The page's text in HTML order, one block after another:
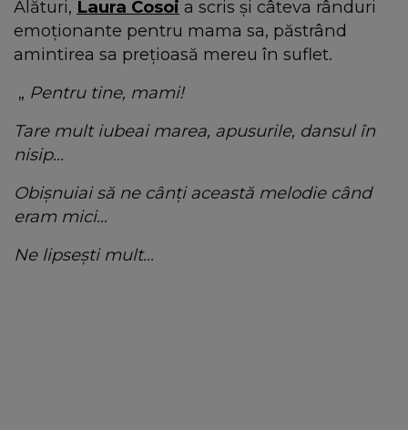
Alături, Laura Cosoi a scris și câteva rânduri
emoționante pentru mama sa, păstrând
amintirea sa prețioasă mereu în suflet.
„ Pentru tine, mami!
Tare mult iubeai marea, apusurile, dansul în
nisip…
Obișnuiai să ne cânți această melodie când
eram mici…
Ne lipsești mult…